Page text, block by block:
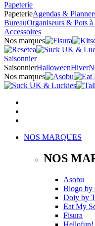
Papeterie
PapeterieAgendas &
BureauOrganiseurs & Pots
Accessoires
Nos marques
Saisonnier
SaisonnierHalloweenHiver
Nos marques
NOS MARQUES
NOS
Asobu
Blogo by
Doiy by
Eat My
Fisura